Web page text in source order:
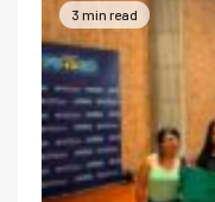
3 min read